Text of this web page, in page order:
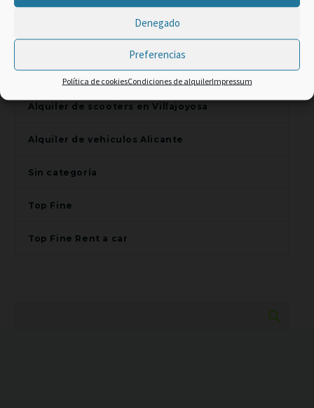
Denegado
Preferencias
Política de cookiesCondiciones de alquilerImpressum
Alquiler de scooters en Benidorm
Alquiler de scooters en El Campello
Alquiler de scooters en Finestrat
Alquiler de scooters en Villajoyosa
Alquiler de vehiculos Alicante
Sin categoría
Top Fine
Top Fine Rent a car
Promo Web -2% code:
TOP CLIENT